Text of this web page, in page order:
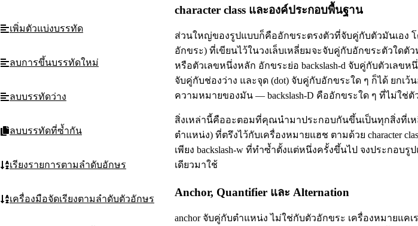
เพิ่มตัวแบ่งบรรทัด
ลบการขึ้นบรรทัดใหม่
ลบบรรทัดว่าง
ลบบรรทัดที่ซ้ำกัน
เรียงรายการตามลำดับอักษร
เครื่องมือจัดเรียงตามลำดับตัวอักษร
character class และองค์ประกอบพื้นฐาน
ส่วนใหญ่ของรูปแบบก็คืออักขระตรงตัวที่จับคู่กับตัวมันเอง โ
อักขระ) ที่เขียนไว้ในวงเล็บเหลี่ยมจะจับคู่กับอักขระตัวใด
หรือตัวเลขหนึ่งหลัก อักขระย่อ backslash-d จับคู่กับตัวเลขห
จับคู่กับช่องว่าง และจุด (dot) จับคู่กับอักขระใด ๆ ก็ได้ ยก
ความหมายของมัน — backslash-D คืออักขระใด ๆ ที่ไม่ใช่ตั
สิ่งเหล่านี้คืออะตอมที่คุณนำมาประกอบกันขึ้นเป็นทุกสิ่งที่เห
ตำแหน่ง) ที่ตรึงไว้กับเครื่องหมายแฮช ตามด้วย character
เพียง backslash-w ที่ทำซ้ำตั้งแต่หนึ่งครั้งขึ้นไป จงประกอ
เดียวมาใช้
Anchor, Quantifier และ Alternation
anchor จับคู่กับตำแหน่ง ไม่ใช่กับตัวอักขระ เครื่องหมายแค